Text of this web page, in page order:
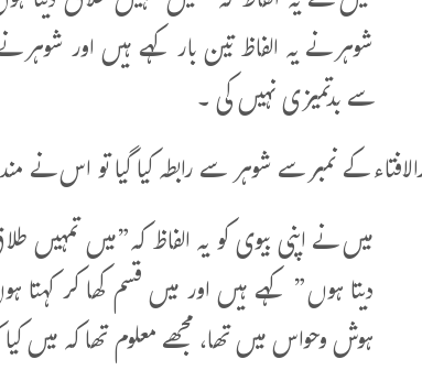
شوہر نے یہ الفاظ تین بار کہے ہیں اور
سے بدتمیزی نہیں کی ۔
کے نمبر سے شوہر سے رابطہ کیا گیا تو اس نے
میں نے اپنی بیوی کو یہ الفاظ کہ”میں
دیتا ہوں” کہے ہیں اور میں قسم کھا کر
ہوش وحواس میں تھا، مجھے معلوم تھا کہ میں